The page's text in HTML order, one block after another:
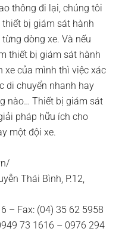
thông đi lại, chúng tôi
bị giám sát hành
dòng xe. Và nếu
thiết bị giám sát hành
xe của mình thì việc xác
di chuyển nhanh hay
nào… Thiết bị giám sát
pháp hữu ích cho
một đội xe.
Thái Bình, P.12,
– Fax: (04) 35 62 5958
73 1616 – 0976 294